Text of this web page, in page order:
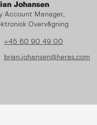
Johansen
Account Manager,
Overvågning
+45 60 90 49 00
brian.johansen@heras.com